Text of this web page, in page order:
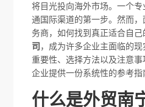
将目光投向海外市场。一个
通国际渠道的第一步。然而
务商，如何找到真正适合自己
司 ，成为许多企业主面临的现
重要性、选择方法以及注意
企业提供一份系统性的参考指
什么是外贸南